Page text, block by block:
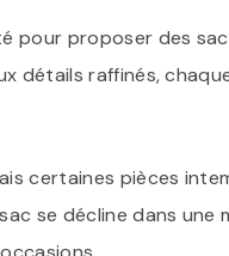
pour proposer des
détails raffinés,
certaines pièces
se décline dans une